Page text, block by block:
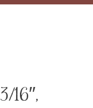
16″,